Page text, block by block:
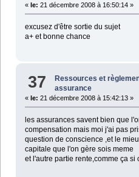
« le: 21 décembre 2008 à 16:50:14 »
excusez d'être sortie du sujet
a+ et bonne chance
37 Ressources et
assurance
« le: 21 décembre 2008 à 15:42:13 »
les assurances savent bien que
compensation mais moi j'ai pas
question de conscience ,et le
capitale que l'on gère sois meme
et l'autre partie rente,comme ça si